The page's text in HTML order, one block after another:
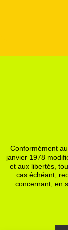
Conformément
janvier 1978
et aux libertés,
cas échéant,
concernant, en